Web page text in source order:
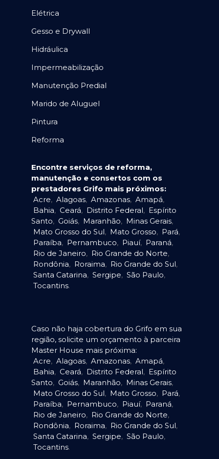
Elétrica
Gesso e Drywall
Hidráulica
Impermeabilização
Manutenção Predial
Marido de Aluguel
Pintura
Reforma
Encontre serviços de reforma,
manutenção e consertos com os
prestadores Grifo mais próximos:
Acre, Alagoas, Amazonas, Amapá,
Bahia, Ceará, Distrito Federal, Espírito
Santo, Goiás, Maranhão, Minas Gerais,
Mato Grosso do Sul, Mato Grosso, Pará,
Paraíba, Pernambuco, Piauí, Paraná,
Rio de Janeiro, Rio Grande do Norte,
Rondônia, Roraima, Rio Grande do Sul,
Santa Catarina, Sergipe, São Paulo,
Tocantins.
Caso não haja cobertura do Grifo em sua
região, solicite um orçamento à parceira
Master House mais próxima:
Acre, Alagoas, Amazonas, Amapá,
Bahia, Ceará, Distrito Federal, Espírito
Santo, Goiás, Maranhão, Minas Gerais,
Mato Grosso do Sul, Mato Grosso, Pará,
Paraíba, Pernambuco, Piauí, Paraná,
Rio de Janeiro, Rio Grande do Norte,
Rondônia, Roraima, Rio Grande do Sul,
Santa Catarina, Sergipe, São Paulo,
Tocantins.